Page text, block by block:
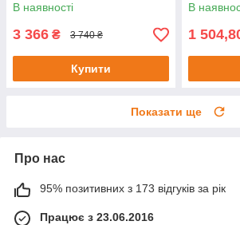
В наявності
3 366 ₴ 3 740 ₴
Купити
В
1
Показати ще
Про нас
95% позитивних з 173 відгуків за рік
Працює з 23.06.2016